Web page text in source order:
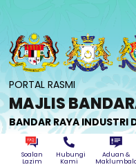
PORTAL RASMI
MAJLIS
BANDAR RAYA INDUSTRI
Soalan
Lazim
Hubungi
Kami
Aduan &